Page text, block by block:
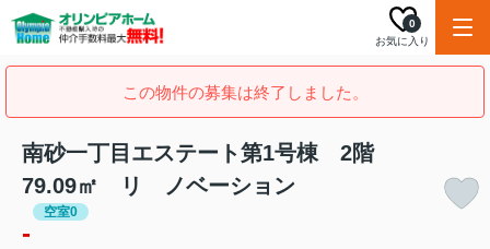
お気に入り
0
この物件の募集は終了しました。
南砂一丁目エステート第1号棟 2階
79.09㎡ リ ノベーション
空室0
-